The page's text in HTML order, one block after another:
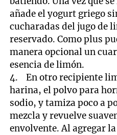
añade el yogurt griego
cucharadas del jugo de
reservado. Como plus
manera opcional un
esencia de limón.
4. En otro recipiente
harina, el polvo para
sodio, y tamiza poco a
mezcla y revuelve
envolvente. Al agregar